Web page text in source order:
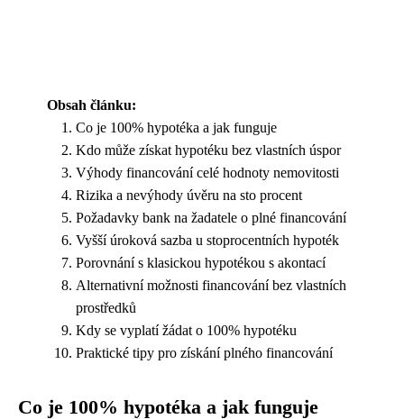
Obsah článku:
Co je 100% hypotéka a jak funguje
Kdo může získat hypotéku bez vlastních úspor
Výhody financování celé hodnoty nemovitosti
Rizika a nevýhody úvěru na sto procent
Požadavky bank na žadatele o plné financování
Vyšší úroková sazba u stoprocentních hypoték
Porovnání s klasickou hypotékou s akontací
Alternativní možnosti financování bez vlastních
prostředků
Kdy se vyplatí žádat o 100% hypotéku
Praktické tipy pro získání plného financování
Co je 100% hypotéka a jak funguje